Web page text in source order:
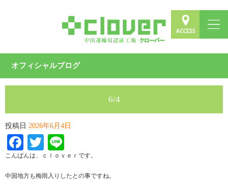
オフィシャルブログ
6/4
投稿日 2026年6月4日
Facebook
Twitter
こんばんは、ｃｌｏｖｅｒです。
中国地方も梅雨入りしたとの事ですね。